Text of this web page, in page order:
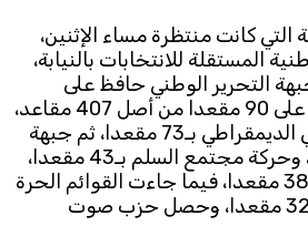
TTV
التي كانت منتظرة مساء الإثنين،
المستقلة للانتخابات بالنيابة،
التحرير الوطني حافظ على
صدارة النتائج بحصوله على 90 مقعدا من أصل 407 مقاعد،
متبوعا بالتجمع الوطني الديمقراطي بـ73 مقعدا، ثم جبهة
المستقبل بـ59 مقعدا، وحركة مجتمع السلم بـ43 مقعدا،
وحركة البناء الوطني بـ38 مقعدا، فيما جاءت القوائم الحرة
في المرتبة السادسة بـ32 مقعدا، وحصل حزب صوت